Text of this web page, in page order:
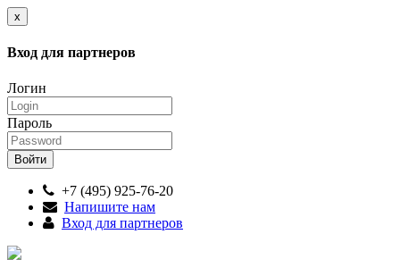
x
Вход для партнеров
Логин
Пароль
+7 (495) 925-76-20
Напишите нам
Вход для партнеров